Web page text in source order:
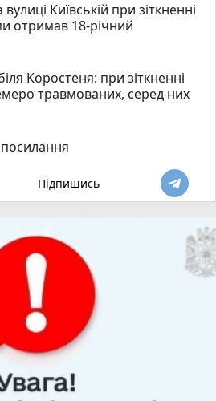
Київській при зіткненні
отримав 18-річний
Коростеня: при зіткненні
травмованих, серед них
Підпишись